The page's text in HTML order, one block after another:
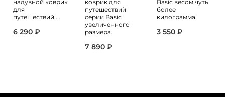
надувной коврик
для
путешествий,...
6 290 ₽
коврик для
путешествий
серии Basic
увеличенного
размера.
7 890 ₽
Basic весом чуть
более
килограмма.
3 550 ₽